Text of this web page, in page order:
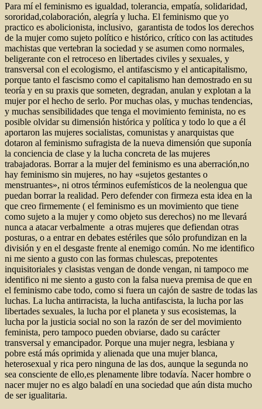
Para mí el feminismo es igualdad, tolerancia, empatía, solidaridad,
sororidad,colaboración, alegría y lucha. El feminismo que yo
practico es abolicionista, inclusivo, garantista de todos los derechos
de la mujer como sujeto político e histórico, crítico con las actitudes
machistas que vertebran la sociedad y se asumen como normales,
beligerante con el retroceso en libertades civiles y sexuales, y
transversal con el ecologismo, el antifascismo y el anticapitalismo,
porque tanto el fascismo como el capitalismo han demostrado en su
teoría y en su praxis que someten, degradan, anulan y explotan a la
mujer por el hecho de serlo. Por muchas olas, y muchas tendencias,
y muchas sensibilidades que tenga el movimiento feminista, no es
posible olvidar su dimensión histórica y política y todo lo que a él
aportaron las mujeres socialistas, comunistas y anarquistas que
dotaron al feminismo sufragista de la nueva dimensión que suponía
la conciencia de clase y la lucha concreta de las mujeres
trabajadoras. Borrar a la mujer del feminismo es una aberración,no
hay feminismo sin mujeres, no hay «sujetos gestantes o
menstruantes», ni otros términos eufemísticos de la neolengua que
puedan borrar la realidad. Pero defender con firmeza esta idea en la
que creo firmemente ( el feminismo es un movimiento que tiene
como sujeto a la mujer y como objeto sus derechos) no me llevará
nunca a atacar verbalmente a otras mujeres que defiendan otras
posturas, o a entrar en debates estériles que sólo profundizan en la
división y en el desgaste frente al enemigo común. No me identifico
ni me siento a gusto con las formas chulescas, prepotentes
inquisitoriales y clasistas vengan de donde vengan, ni tampoco me
identifico ni me siento a gusto con la falsa nueva premisa de que en
el feminismo cabe todo, como si fuera un cajón de sastre de todas las
luchas. La lucha antirracista, la lucha antifascista, la lucha por las
libertades sexuales, la lucha por el planeta y sus ecosistemas, la
lucha por la justicia social no son la razón de ser del movimiento
feminista, pero tampoco pueden obviarse, dado su carácter
transversal y emancipador. Porque una mujer negra, lesbiana y
pobre está más oprimida y alienada que una mujer blanca,
heterosexual y rica pero ninguna de las dos, aunque la segunda no
sea consciente de ello,es plenamente libre todavía. Nacer hombre o
nacer mujer no es algo baladí en una sociedad que aún dista mucho
de ser igualitaria.